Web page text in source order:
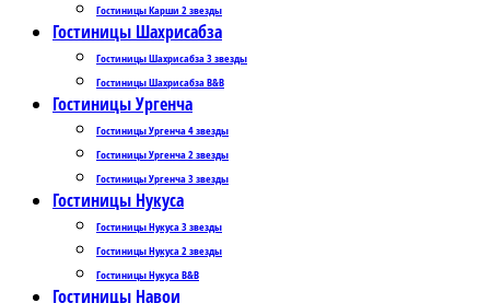
Гостиницы Карши 2 звезды
Гостиницы Шахрисабза
Гостиницы Шахрисабза 3 звезды
Гостиницы Шахрисабза B&B
Гостиницы Ургенча
Гостиницы Ургенча 4 звезды
Гостиницы Ургенча 2 звезды
Гостиницы Ургенча 3 звезды
Гостиницы Нукуса
Гостиницы Нукуса 3 звезды
Гостиницы Нукуса 2 звезды
Гостиницы Нукуса B&B
Гостиницы Навои